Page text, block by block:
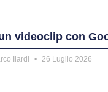
videoclip con
Ilardi 26 Luglio 2026